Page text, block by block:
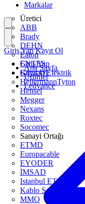
Markalar
Üretici
ABB
Brady
DEHN
Eaton
ENTES
Günsan Elektrik
HellermannTyton
Hensel
Megger
Nexans
Roxtec
Socomec
Sanayi Ortağı
ETMD
Europacable
EYODER
İMSAD
Istanbul ETO
Kablo Sanayicileri
MMO
Giriş Yap
Kayıt Ol
Giriş Yap Kayıt Ol
Ana Sayfa
Ürünler
Ledvance